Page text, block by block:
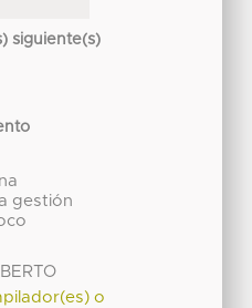
siguiente(s)
gestión
o